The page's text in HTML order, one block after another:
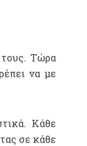
Τώρα
να με
Κάθε
σε κάθε